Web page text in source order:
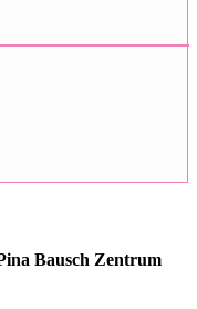
Bausch Zentrum